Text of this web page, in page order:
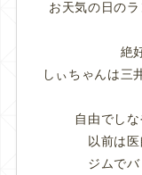
お天気の日の
絶
しぃちゃんは三
自由でし
以前は
ジムで